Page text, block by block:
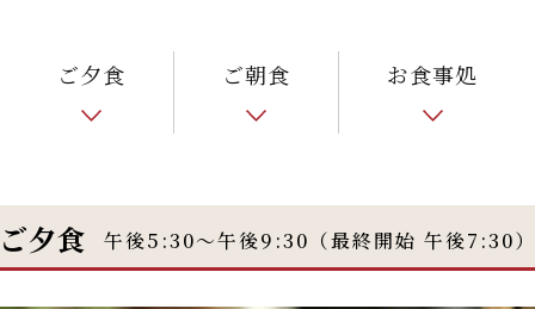
ご夕食 ご朝食 お食事処
ご夕食 午後5:30〜午後9:30（最終開始 午後7:30）